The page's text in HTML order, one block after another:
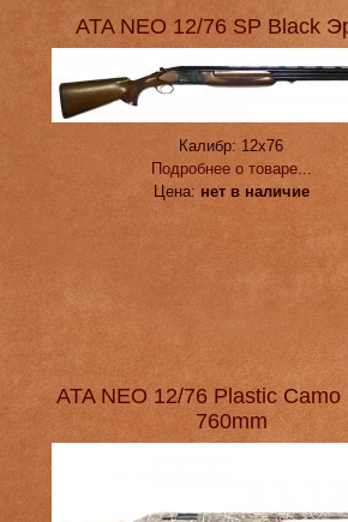
ATA NEO 12/76 SP Black
Калибр: 12х76
Подробнее о товаре...
Цена: нет в наличие
ATA NEO 12/76 Plastic Camo
760mm